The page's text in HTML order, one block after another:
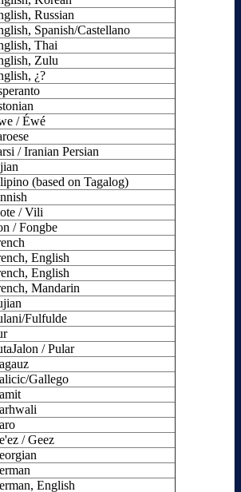
Russian
Spanish/Castellano
Thai
Zulu
¿?
/ Éwé
/ Iranian Persian
(based on Tagalog)
/ Vili
/ Fongbe
English
English
Mandarin
Fulfulde
/ Pular
Gallego
/ Geez
English